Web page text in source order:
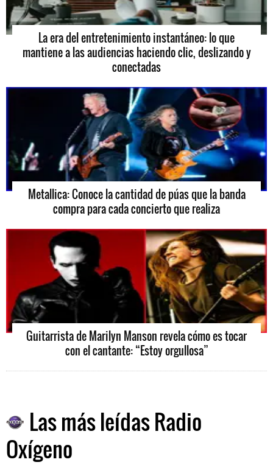
La era del entretenimiento instantáneo: lo que
mantiene a las audiencias haciendo clic, deslizando y
conectadas
Metallica: Conoce la cantidad de púas que la banda
compra para cada concierto que realiza
Guitarrista de Marilyn Manson revela cómo es tocar
con el cantante: “Estoy orgullosa”
Las más leídas Radio
Oxígeno